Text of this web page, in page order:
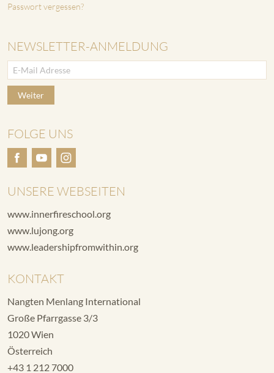
Passwort vergessen?
NEWSLETTER-ANMELDUNG
Weiter
FOLGE UNS
UNSERE WEBSEITEN
www.innerfireschool.org
www.lujong.org
www.leadershipfromwithin.org
KONTAKT
Nangten Menlang International
Große Pfarrgasse 3/3
1020 Wien
Österreich
+43 1 212 7000